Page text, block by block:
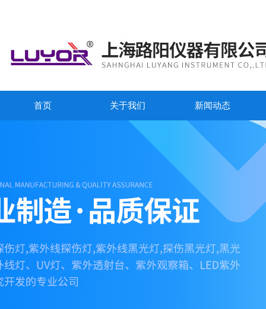
首页 关于我们 新闻动态